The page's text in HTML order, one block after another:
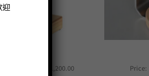
Original1,200.00Current
Price: